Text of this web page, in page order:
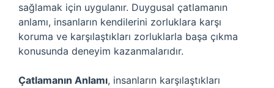
sağlamak için uygulanır. Duygusal çatlamanın
anlamı, insanların kendilerini zorluklara karşı
koruma ve karşılaştıkları zorluklarla başa çıkma
konusunda deneyim kazanmalarıdır.
Çatlamanın Anlamı, insanların karşılaştıkları